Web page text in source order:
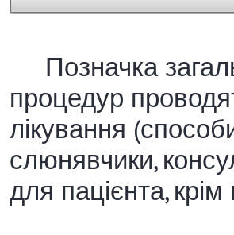
Позначка
процедур
лікування
слюнявчики,
для пацієнта,